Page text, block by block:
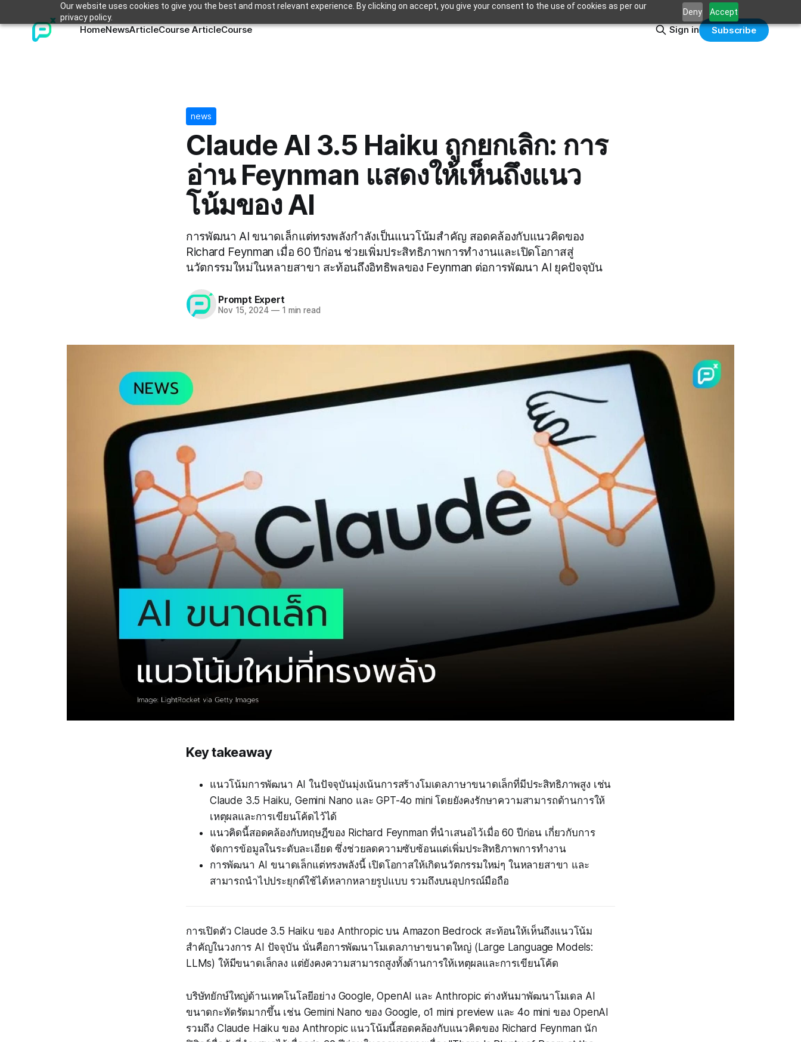
Our website uses cookies to give you the best and most relevant experience. By clicking on accept, you give your consent to the use of cookies as per our
privacy policy.
Deny Accept
HomeNewsArticleCourse ArticleCourse Sign in Subscribe
news
Claude AI 3.5 Haiku ถูกยกเลิก: การ
อ่าน Feynman แสดงให้เห็นถึงแนว
โน้มของ AI
การพัฒนา AI ขนาดเล็กแต่ทรงพลังกำลังเป็นแนวโน้มสำคัญ สอดคล้องกับแนวคิดของ
Richard Feynman เมื่อ 60 ปีก่อน ช่วยเพิ่มประสิทธิภาพการทำงานและเปิดโอกาสสู่
นวัตกรรมใหม่ในหลายสาขา สะท้อนถึงอิทธิพลของ Feynman ต่อการพัฒนา AI ยุคปัจจุบัน
Prompt Expert
Nov 15, 2024 —1 min read
Key takeaway
แนวโน้มการพัฒนา AI ในปัจจุบันมุ่งเน้นการสร้างโมเดลภาษาขนาดเล็กที่มีประสิทธิภาพสูง เช่น
Claude 3.5 Haiku, Gemini Nano และ GPT-4o mini โดยยังคงรักษาความสามารถด้านการให้
เหตุผลและการเขียนโค้ดไว้ได้
แนวคิดนี้สอดคล้องกับทฤษฎีของ Richard Feynman ที่นำเสนอไว้เมื่อ 60 ปีก่อน เกี่ยวกับการ
จัดการข้อมูลในระดับละเอียด ซึ่งช่วยลดความซับซ้อนแต่เพิ่มประสิทธิภาพการทำงาน
การพัฒนา AI ขนาดเล็กแต่ทรงพลังนี้ เปิดโอกาสให้เกิดนวัตกรรมใหม่ๆ ในหลายสาขา และ
สามารถนำไปประยุกต์ใช้ได้หลากหลายรูปแบบ รวมถึงบนอุปกรณ์มือถือ
การเปิดตัว Claude 3.5 Haiku ของ Anthropic บน Amazon Bedrock สะท้อนให้เห็นถึงแนวโน้ม
สำคัญในวงการ AI ปัจจุบัน นั่นคือการพัฒนาโมเดลภาษาขนาดใหญ่ (Large Language Models:
LLMs) ให้มีขนาดเล็กลง แต่ยังคงความสามารถสูงทั้งด้านการให้เหตุผลและการเขียนโค้ด
บริษัทยักษ์ใหญ่ด้านเทคโนโลยีอย่าง Google, OpenAI และ Anthropic ต่างหันมาพัฒนาโมเดล AI
ขนาดกะทัดรัดมากขึ้น เช่น Gemini Nano ของ Google, o1 mini preview และ 4o mini ของ OpenAI
รวมถึง Claude Haiku ของ Anthropic แนวโน้มนี้สอดคล้องกับแนวคิดของ Richard Feynman นัก